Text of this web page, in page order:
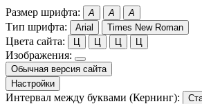
Размер шрифта: A A A
Тип шрифта: Arial Times New Roman
Цвета сайта: Ц Ц Ц Ц
Изображения:
Обычная версия сайта
Настройки
Интервал между буквами (Кернинг):